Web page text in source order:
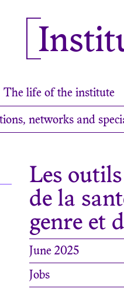
The life of the institute
networks and
Les
de la
genre et
June 2025
Jobs